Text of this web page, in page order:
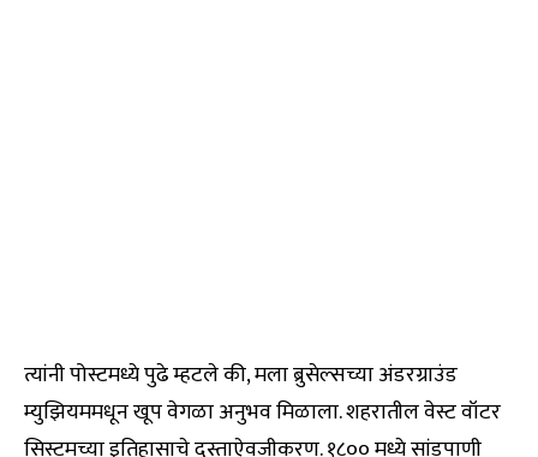
त्यांनी पोस्टमध्ये पुढे म्हटले की, मला ब्रुसेल्सच्या अंडरग्राउंड
म्युझियममधून खूप वेगळा अनुभव मिळाला. शहरातील वेस्ट वॉटर